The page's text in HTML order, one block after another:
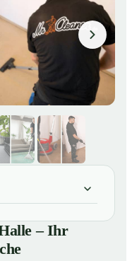
Partner für
– Ihr